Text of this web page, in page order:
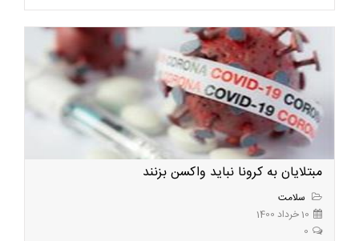
مبتلایان به کرونا نباید واکسن بزنند
سلامت
10 خرداد 1400
0